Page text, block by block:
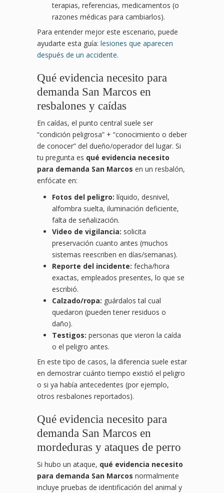
terapias, referencias, medicamentos (o
razones médicas para cambiarlos).
Para entender mejor este escenario, puede
ayudarte esta guía: lesiones que aparecen
después de un accidente.
Qué evidencia necesito para
demanda San Marcos en
resbalones y caídas
En caídas, el punto central suele ser
“condición peligrosa” + “conocimiento o deber
de conocer” del dueño/operador del lugar. Si
tu pregunta es qué evidencia necesito
para demanda San Marcos en un resbalón,
enfócate en:
Fotos del peligro: líquido, desnivel,
alfombra suelta, iluminación deficiente,
falta de señalización.
Video de vigilancia: solicita
preservación cuanto antes (muchos
sistemas reescriben en días/semanas).
Reporte del incidente: fecha/hora
exactas, empleados presentes, lo que se
escribió.
Calzado/ropa: guárdalos tal cual
quedaron (pueden tener residuos o
daño).
Testigos: personas que vieron la caída
o el peligro antes.
En este tipo de casos, la diferencia suele estar
en demostrar cuánto tiempo existió el peligro
o si ya había antecedentes (por ejemplo,
otros resbalones reportados).
Qué evidencia necesito para
demanda San Marcos en
mordeduras y ataques de perro
Si hubo un ataque, qué evidencia necesito
para demanda San Marcos normalmente
incluye pruebas de identificación del animal y